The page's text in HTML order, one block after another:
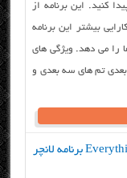
کنید. این برنامه از
بیشتر این برنامه
را می دهد. ویژگی های
بعدی تم های سه بعدی و
دانلود EverythingMe Launcher 4.297.16554 برنامه لانچر